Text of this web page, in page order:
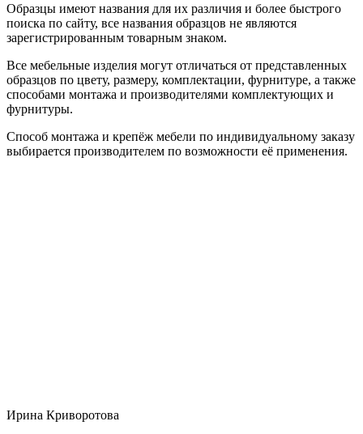
Образцы имеют названия для их различия и более быстрого
поиска по сайту, все названия образцов не являются
зарегистрированным товарным знаком.
Все мебельные изделия могут отличаться от представленных
образцов по цвету, размеру, комплектации, фурнитуре, а также
способами монтажа и производителями комплектующих и
фурнитуры.
Способ монтажа и крепёж мебели по индивидуальному заказу
выбирается производителем по возможности её применения.
Ирина Криворотова